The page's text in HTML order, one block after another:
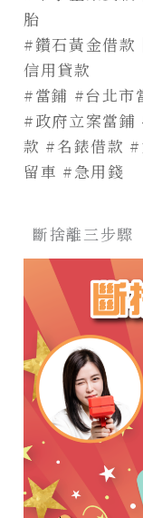
胎
#鑽石黃金借款
信用貸款
#當鋪 #台北市
#政府立案當鋪
款 #名錶借款
留車 #急用錢
斷捨離三步驟